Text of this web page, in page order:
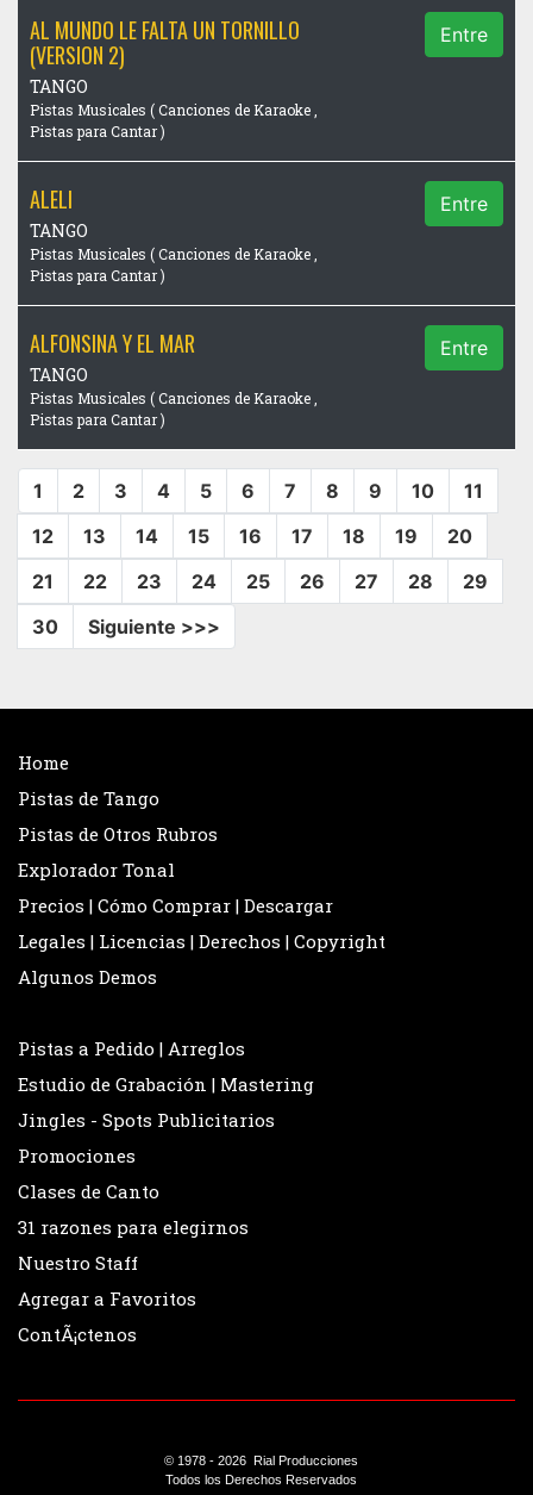
AL MUNDO LE FALTA UN TORNILLO
(VERSION 2)
TANGO
Pistas Musicales ( Canciones de Karaoke ,
Pistas para Cantar )
Entre
ALELI
TANGO
Pistas Musicales ( Canciones de Karaoke ,
Pistas para Cantar )
Entre
ALFONSINA Y EL MAR
TANGO
Pistas Musicales ( Canciones de Karaoke ,
Pistas para Cantar )
Entre
1 2 3 4 5 6 7 8 9 10
11
12
13 14 15 16 17 18 19
20
21
22 23 24 25 26 27 28
29
30
Siguiente >>>
Home
Pistas de Tango
Pistas de Otros Rubros
Explorador Tonal
Precios | Cómo Comprar | Descargar
Legales | Licencias | Derechos | Copyright
Algunos Demos
Pistas a Pedido | Arreglos
Estudio de Grabación | Mastering
Jingles - Spots Publicitarios
Promociones
Clases de Canto
31 razones para elegirnos
Nuestro Staff
Agregar a Favoritos
ContÃ¡ctenos
© 1978 -2026 Rial Producciones
Todos los Derechos Reservados